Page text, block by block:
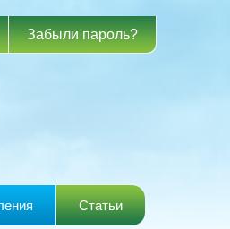
Забыли пароль?
Статьи